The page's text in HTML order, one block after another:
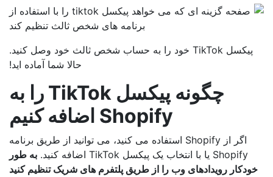
پیکسل TikTok خود را به حساب شخص ثالث خود وصل کنید.
حالا شما آماده اید!
چگونه پیکسل TikTok را به
Shopify اضافه کنیم
اگر از Shopify استفاده می کنید، می توانید از طریق برنامه
Shopify یا با انتخاب یک پیکسل TikTok اضافه کنید.
به طور
رویدادهای وب را از طریق پلتفرم های شریک تنظیم کنید